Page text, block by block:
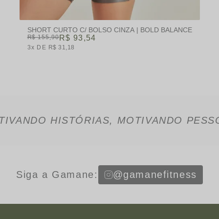
SHORT CURTO C/ BOLSO CINZA | BOLD BALANCE
R$ 155,90R$ 93,54
3x R$ 31,18
HISTÓRIAS, MOTIVANDO
Siga a Gamane: @gamanefitness